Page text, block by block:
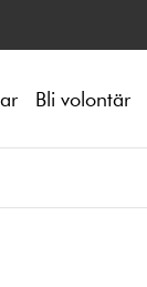
Bli volontär